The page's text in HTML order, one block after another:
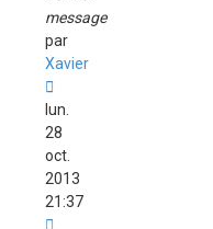
message
par
Xavier
lun.
28
oct.
2013
21:37